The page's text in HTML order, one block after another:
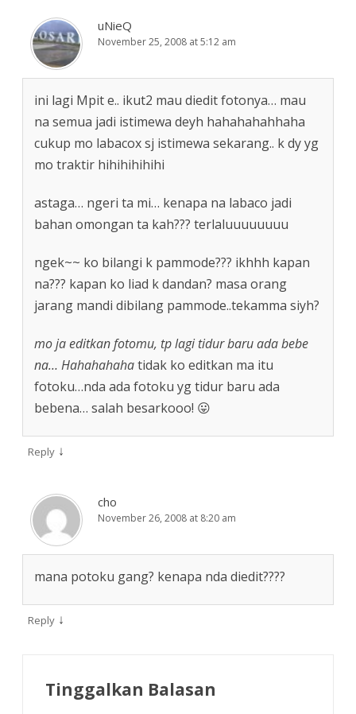
uNieQ
November 25, 2008 at 5:12 am
ini lagi Mpit e.. ikut2 mau diedit fotonya… mau
na semua jadi istimewa deyh hahahahahhaha
cukup mo labacox sj istimewa sekarang.. k dy yg
mo traktir hihihihihihi
astaga… ngeri ta mi… kenapa na labaco jadi
bahan omongan ta kah??? terlaluuuuuuuu
ngek~~ ko bilangi k pammode??? ikhhh kapan
na??? kapan ko liad k dandan? masa orang
jarang mandi dibilang pammode..tekamma siyh?
mo ja editkan fotomu, tp lagi tidur baru ada bebe
na… Hahahahahatidak ko editkan ma itu
fotoku…nda ada fotoku yg tidur baru ada
bebena… salah besarkooo! 😛
Reply ↓
cho
November 26, 2008 at 8:20 am
mana potoku gang? kenapa nda diedit????
Reply ↓
Tinggalkan Balasan